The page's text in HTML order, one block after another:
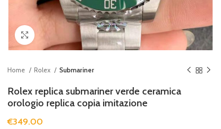
Clicca per ingrandire
Home Rolex Submariner
Rolex replica submariner verde ceramica
orologio replica copia imitazione
€349.00